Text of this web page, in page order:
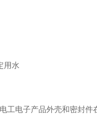
用水
工电子产品外壳和密封